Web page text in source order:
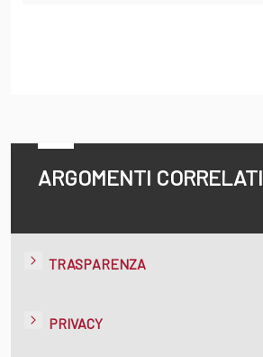
ARGOMENTI CORRELATI
TRASPARENZA
PRIVACY